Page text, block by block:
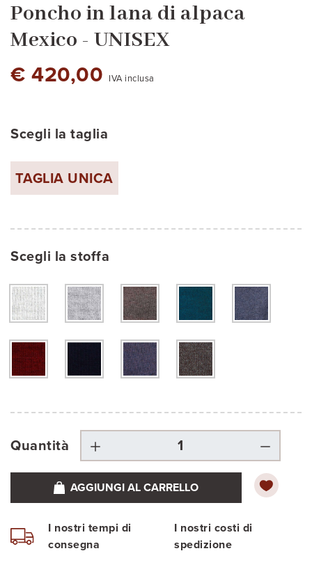
Poncho in lana di alpaca
Mexico - UNISEX
€ 420,00 IVA inclusa
Scegli la taglia
TAGLIA UNICA
Scegli la stoffa
Quantità
AGGIUNGI AL CARRELLO
I nostri tempi di
consegna
I nostri costi di
spedizione